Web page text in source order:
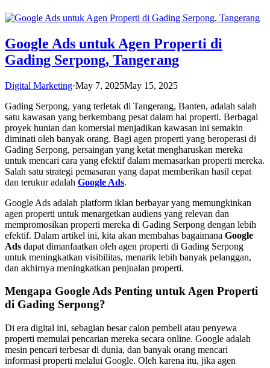
Google Ads untuk Agen Properti di
Gading Serpong, Tangerang
Digital Marketing·May 7, 2025May 15, 2025
Gading Serpong, yang terletak di Tangerang, Banten, adalah salah
satu kawasan yang berkembang pesat dalam hal properti. Berbagai
proyek hunian dan komersial menjadikan kawasan ini semakin
diminati oleh banyak orang. Bagi agen properti yang beroperasi di
Gading Serpong, persaingan yang ketat mengharuskan mereka
untuk mencari cara yang efektif dalam memasarkan properti mereka.
Salah satu strategi pemasaran yang dapat memberikan hasil cepat
dan terukur adalah Google Ads.
Google Ads adalah platform iklan berbayar yang memungkinkan
agen properti untuk menargetkan audiens yang relevan dan
mempromosikan properti mereka di Gading Serpong dengan lebih
efektif. Dalam artikel ini, kita akan membahas bagaimana Google
Ads dapat dimanfaatkan oleh agen properti di Gading Serpong
untuk meningkatkan visibilitas, menarik lebih banyak pelanggan,
dan akhirnya meningkatkan penjualan properti.
Mengapa Google Ads Penting untuk Agen Properti
di Gading Serpong?
Di era digital ini, sebagian besar calon pembeli atau penyewa
properti memulai pencarian mereka secara online. Google adalah
mesin pencari terbesar di dunia, dan banyak orang mencari
informasi properti melalui Google. Oleh karena itu, jika agen